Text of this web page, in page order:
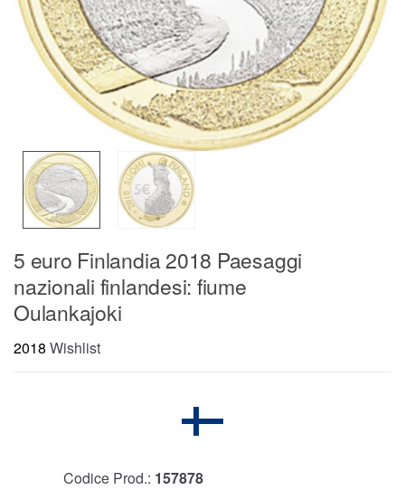
5 euro Finlandia 2018 Paesaggi
nazionali finlandesi: fiume
Oulankajoki
2018 Wishlist
Codice Prod.: 157878